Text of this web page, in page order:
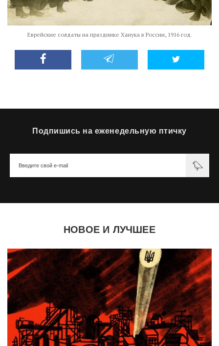
Еврейские солдаты на празднике Ханука в России, 1916 год.
Подпишись на еженедельную птичку
НОВОЕ И ЛУЧШЕЕ